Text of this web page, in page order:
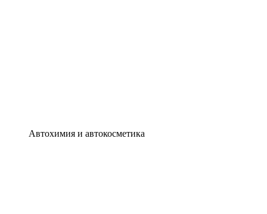
Автохимия и автокосметика